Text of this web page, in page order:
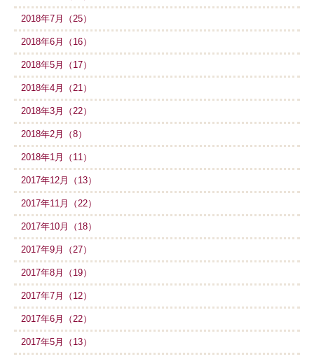
2018年7月（25）
2018年6月（16）
2018年5月（17）
2018年4月（21）
2018年3月（22）
2018年2月（8）
2018年1月（11）
2017年12月（13）
2017年11月（22）
2017年10月（18）
2017年9月（27）
2017年8月（19）
2017年7月（12）
2017年6月（22）
2017年5月（13）